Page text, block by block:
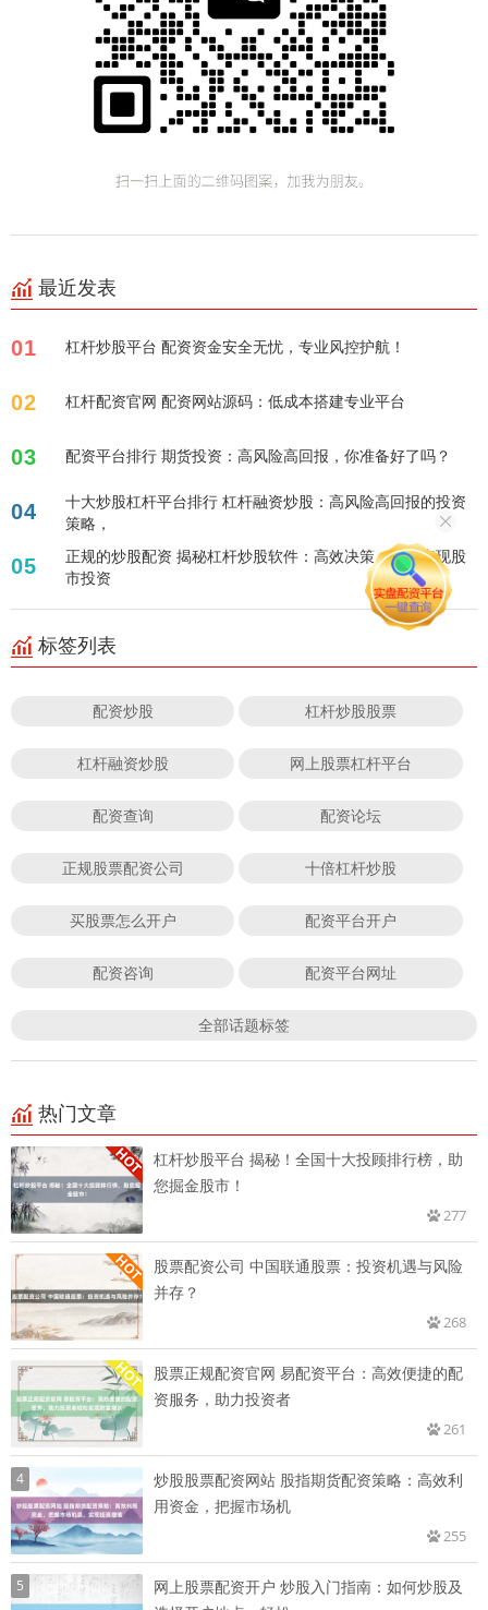
最近发表
01 杠杆炒股平台 配资资金安全无忧，专业风控护航！
02 杠杆配资官网 配资网站源码：低成本搭建专业平台
03 配资平台排行 期货投资：高风险高回报，你准备好了吗？
04
十大炒股杠杆平台排行 杠杆融资炒股：高风险高回报的投资
策略，
05
正规的炒股配资 揭秘杠杆炒股软件：高效决策，轻松实现股
市投资
标签列表
配资炒股 杠杆炒股股票
杠杆融资炒股 网上股票杠杆平台
配资查询 配资论坛
正规股票配资公司 十倍杠杆炒股
买股票怎么开户 配资平台开户
配资咨询 配资平台网址
全部话题标签
热门文章
杠杆炒股平台 揭秘！全国十大投顾排行榜，助
您掘金股市！
277
股票配资公司 中国联通股票：投资机遇与风险
并存？
268
股票正规配资官网 易配资平台：高效便捷的配
资服务，助力投资者
261
4
炒股股票配资网站 股指期货配资策略：高效利
用资金，把握市场机
255
5
网上股票配资开户 炒股入门指南：如何炒股及